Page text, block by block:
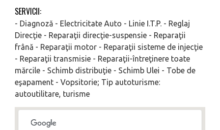
SERVICII:
- Diagnoză - Electricitate Auto - Linie I.T.P. - Reglaj
Direcţie - Reparaţii direcţie-suspensie - Reparaţii
frână - Reparaţii motor - Reparaţii sisteme de injecţie
- Reparaţii transmisie - Reparaţii-întreţinere toate
mărcile - Schimb distribuţie - Schimb Ulei - Tobe de
eşapament - Vopsitorie; Tip autoturisme:
autoutilitare, turisme